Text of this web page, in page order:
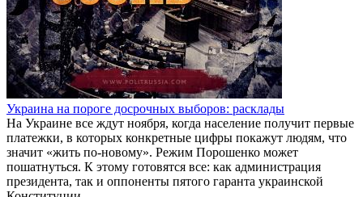
Украина на пороге досрочных выборов: расклады
На Украине все ждут ноября, когда население получит первые
платежки, в которых конкретные цифры покажут людям, что
значит «жить по-новому». Режим Порошенко может
пошатнуться. К этому готовятся все: как администрация
президента, так и оппоненты пятого гаранта украинской